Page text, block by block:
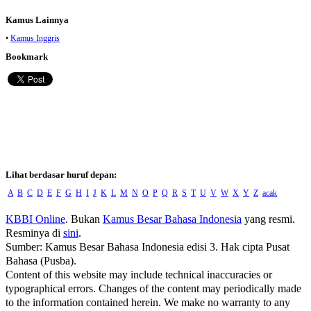
Kamus Lainnya
• Kamus Inggris
Bookmark
Lihat berdasar huruf depan:
A B C D E F G H I J K L M N O P Q R S T U V W X Y Z acak
KBBI Online. Bukan Kamus Besar Bahasa Indonesia yang resmi.
Resminya di sini.
Sumber: Kamus Besar Bahasa Indonesia edisi 3. Hak cipta Pusat
Bahasa (Pusba).
Content of this website may include technical inaccuracies or
typographical errors. Changes of the content may periodically made
to the information contained herein. We make no warranty to any